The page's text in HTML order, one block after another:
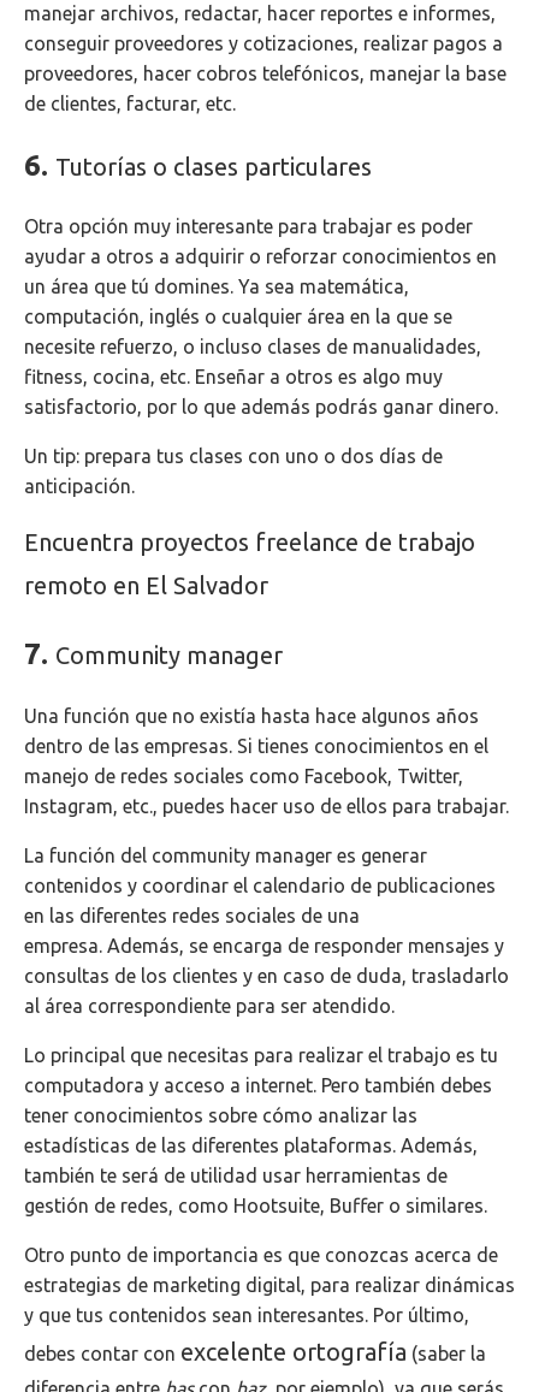
manejar archivos, redactar, hacer reportes e informes,
conseguir proveedores y cotizaciones, realizar pagos a
proveedores, hacer cobros telefónicos, manejar la base
de clientes, facturar, etc.
6. Tutorías o clases particulares
Otra opción muy interesante para trabajar es poder
ayudar a otros a adquirir o reforzar conocimientos en
un área que tú domines. Ya sea matemática,
computación, inglés o cualquier área en la que se
necesite refuerzo, o incluso clases de manualidades,
fitness, cocina, etc. Enseñar a otros es algo muy
satisfactorio, por lo que además podrás ganar dinero.
Un tip: prepara tus clases con uno o dos días de
anticipación.
Encuentra proyectos freelance de trabajo
remoto en El Salvador
7. Community manager
Una función que no existía hasta hace algunos años
dentro de las empresas. Si tienes conocimientos en el
manejo de redes sociales como Facebook, Twitter,
Instagram, etc., puedes hacer uso de ellos para trabajar.
La función del community manager es generar
contenidos y coordinar el calendario de publicaciones
en las diferentes redes sociales de una
empresa. Además, se encarga de responder mensajes y
consultas de los clientes y en caso de duda, trasladarlo
al área correspondiente para ser atendido.
Lo principal que necesitas para realizar el trabajo es tu
computadora y acceso a internet. Pero también debes
tener conocimientos sobre cómo analizar las
estadísticas de las diferentes plataformas. Además,
también te será de utilidad usar herramientas de
gestión de redes, como Hootsuite, Buffer o similares.
Otro punto de importancia es que conozcas acerca de
estrategias de marketing digital, para realizar dinámicas
y que tus contenidos sean interesantes. Por último,
debes contar con excelente ortografía (saber la